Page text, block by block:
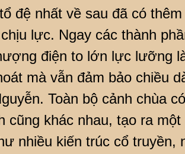
đệ nhất về sau đã có
lực. Ngay các thành
điện to lớn lực lưỡng
mà vẫn đảm bảo chiều
Toàn bộ cảnh chùa
cũng khác nhau, tạo ra
nhiều kiến trúc cổ truyền,